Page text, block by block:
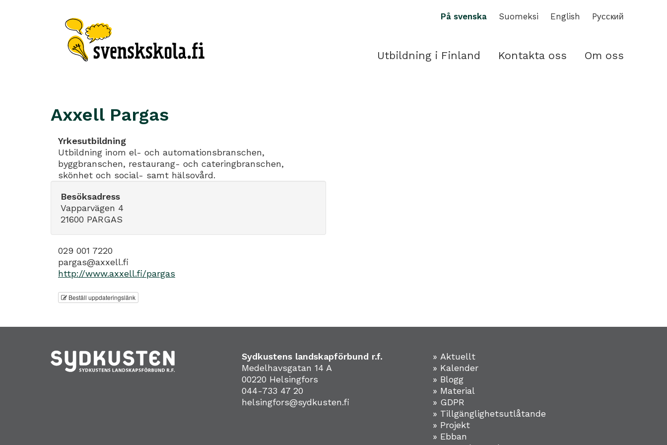
På svenska Suomeksi English Pусский
Utbildning i Finland Kontakta oss Om oss
Axxell Pargas
Yrkesutbildning
Utbildning inom el- och automationsbranschen,
byggbranschen, restaurang- och cateringbranschen,
skönhet och social- samt hälsovård.
Besöksadress
Vapparvägen 4
21600 PARGAS
029 001 7220
pargas@axxell.fi
http://www.axxell.fi/pargas
Beställ uppdateringslänk
Sydkustens landskapförbund r.f.
Medelhavsgatan 14 A
00220 Helsingfors
044-733 47 20
helsingfors@sydkusten.fi
» Aktuellt
» Kalender
» Blogg
» Material
» GDPR
» Tillgänglighetsutlåtande
» Projekt
» Ebban